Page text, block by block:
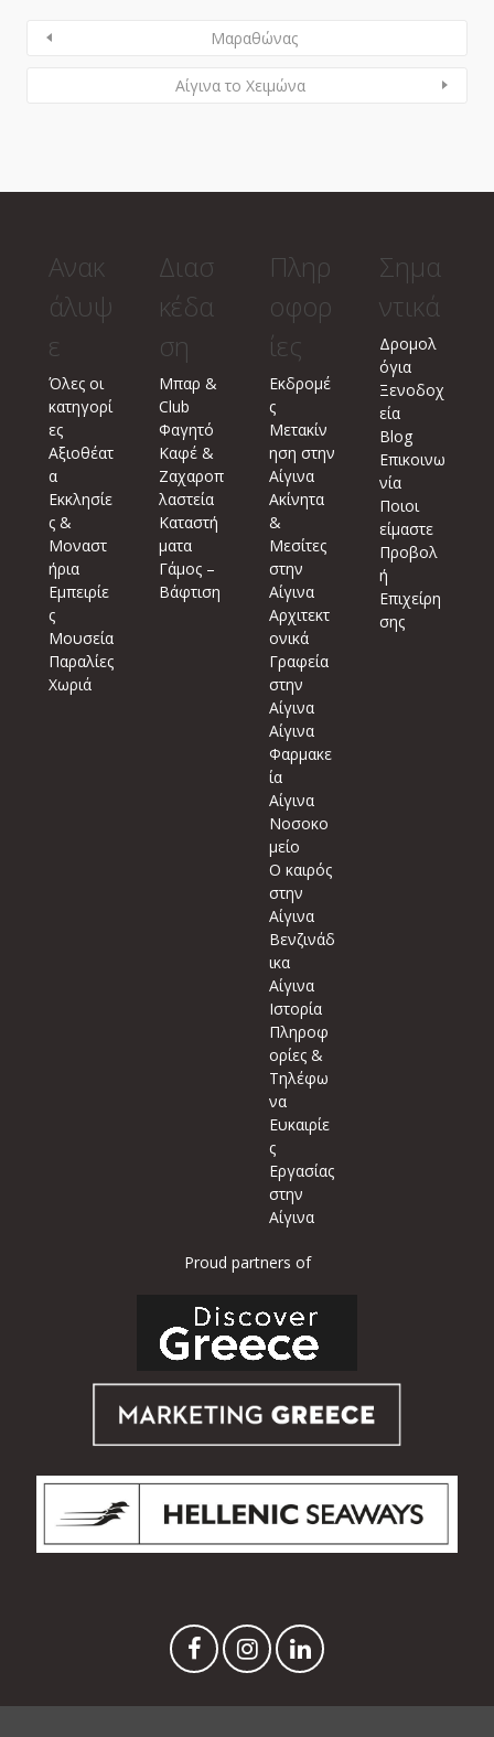
Mαραθώνας
Αίγινα το Χειμώνα
Ανακ
άλυψ
ε
Όλες οι
κατηγορί
ες
Αξιοθέατ
α
Εκκλησίε
ς &
Μοναστ
ήρια
Εμπειρίε
ς
Μουσεία
Παραλίες
Χωριά
Διασ
κέδα
ση
Μπαρ &
Club
Φαγητό
Καφέ &
Ζαχαροπ
λαστεία
Καταστή
ματα
Γάμος –
Βάφτιση
Πληρ
οφορ
ίες
Εκδρομέ
ς
Μετακίν
ηση στην
Αίγινα
Ακίνητα
&
Μεσίτες
στην
Αίγινα
Αρχιτεκτ
ονικά
Γραφεία
στην
Αίγινα
Αίγινα
Φαρμακε
ία
Αίγινα
Νοσοκο
μείο
Ο καιρός
στην
Αίγινα
Βενζινάδ
ικα
Αίγινα
Ιστορία
Πληροφ
ορίες &
Τηλέφω
να
Ευκαιρίε
ς
Εργασίας
στην
Αίγινα
Σημα
ντικά
Δρομολ
όγια
Ξενοδοχ
εία
Blog
Επικοινω
νία
Ποιοι
είμαστε
Προβολ
ή
Επιχείρη
σης
Proud partners of